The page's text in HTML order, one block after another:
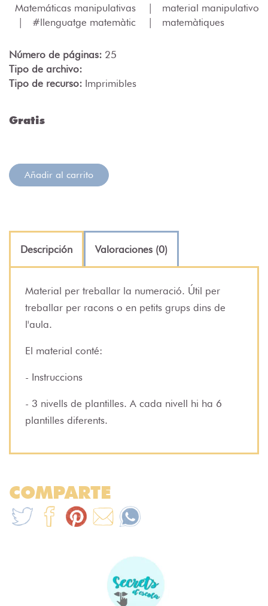
Matemáticas manipulativas
|
material manipulativo
|
#llenguatge matemàtic | matemàtiques
Número de páginas: 25
Tipo de archivo:
Tipo de recurso: Imprimibles
Gratis
Añadir al carrito
Descripción Valoraciones (0)
Material per treballar la numeració. Útil per
treballar per racons o en petits grups dins de
l'aula.
El material conté:
- Instruccions
- 3 nivells de plantilles. A cada nivell hi ha 6
plantilles diferents.
COMPARTE